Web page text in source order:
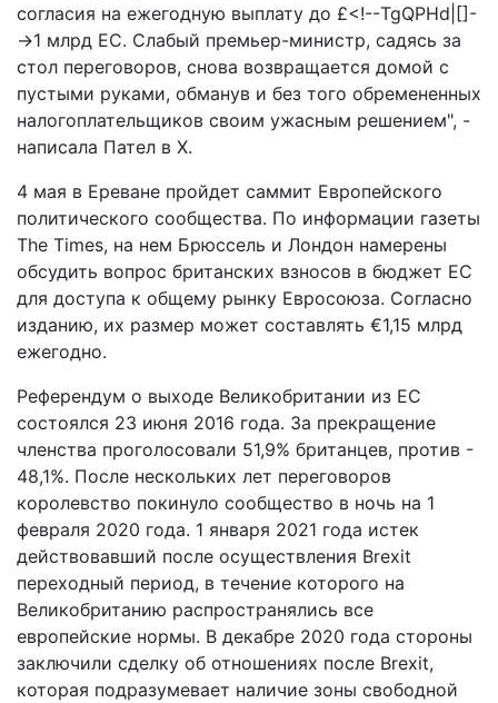
согласия на ежегодную выплату до £<!--TgQPHd|[]-
->1 млрд ЕС. Слабый премьер-министр, садясь за
стол переговоров, снова возвращается домой с
пустыми руками, обманув и без того обремененных
налогоплательщиков своим ужасным решением", -
написала Пател в X.
4 мая в Ереване пройдет саммит Европейского
политического сообщества. По информации газеты
The Times, на нем Брюссель и Лондон намерены
обсудить вопрос британских взносов в бюджет ЕС
для доступа к общему рынку Евросоюза. Согласно
изданию, их размер может составлять €1,15 млрд
ежегодно.
Референдум о выходе Великобритании из ЕС
состоялся 23 июня 2016 года. За прекращение
членства проголосовали 51,9% британцев, против -
48,1%. После нескольких лет переговоров
королевство покинуло сообщество в ночь на 1
февраля 2020 года. 1 января 2021 года истек
действовавший после осуществления Brexit
переходный период, в течение которого на
Великобританию распространялись все
европейские нормы. В декабре 2020 года стороны
заключили сделку об отношениях после Brexit,
которая подразумевает наличие зоны свободной